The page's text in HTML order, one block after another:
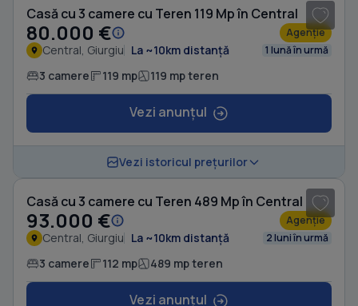
Casă cu 3 camere cu Teren 119 Mp în Central
80.000 € Agenție
Central, Giurgiu La ~10km distanță 1 lună în urmă
3 camere 119 mp 119 mp teren
Vezi anunțul
Vezi istoricul prețurilor
Casă cu 3 camere cu Teren 489 Mp în Central
93.000 € Agenție
Central, Giurgiu La ~10km distanță 2 luni în urmă
3 camere 112 mp 489 mp teren
Vezi anunțul